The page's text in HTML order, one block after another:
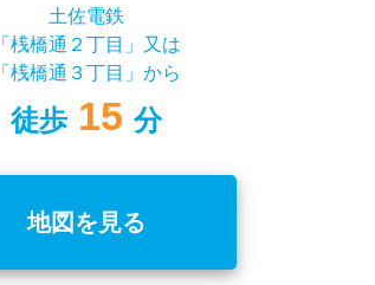
土佐電鉄
「桟橋通２丁目」又は
「桟橋通３丁目」から
徒歩15 分
地図を見る